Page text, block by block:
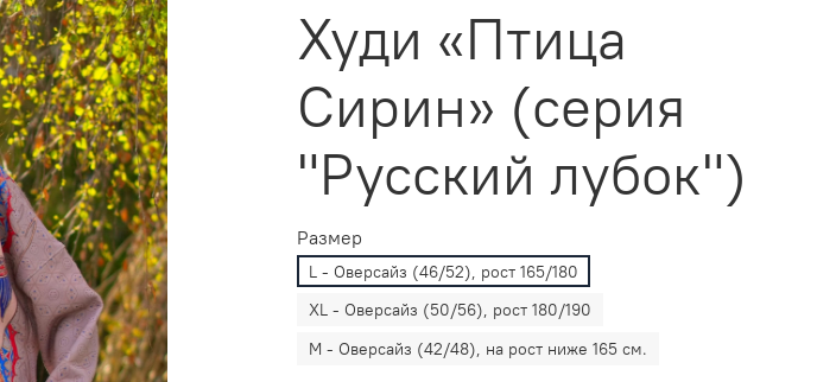
Худи «Птица
Сирин» (серия
"Русский лубок")
Размер
L - Оверсайз (46/52), рост 165/180
XL - Оверсайз (50/56), рост 180/190
M - Оверсайз (42/48), на рост ниже 165 см.